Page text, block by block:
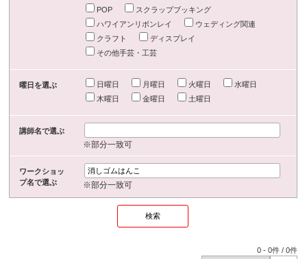
POP
スクラップブッキング
ハワイアンリボンレイ
ウェディング関連
クラフト
ディスプレイ
その他手芸・工芸
曜日を選ぶ 日曜日 月曜日 火曜日
水曜日
木曜日
金曜日 土曜日
講師名で選ぶ
※部分一致可
ワークショッ
プ名で選ぶ
※部分一致可
0 -0件 /0件